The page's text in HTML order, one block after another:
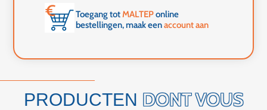
Toegang totMALTEPonline
bestellingen, maak eenaccount aan
PRODUCTEN DONT VOUS